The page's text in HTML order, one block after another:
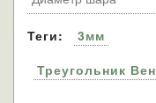
Теги:
3мм
Треугольник